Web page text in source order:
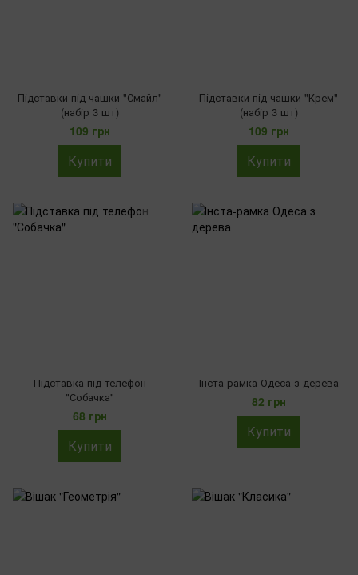
Підставки під чашки "Смайл"
(набір 3 шт)
109 грн
Купити
Підставки під чашки "Крем"
(набір 3 шт)
109 грн
Купити
Підставка під телефон
"Собачка"
68 грн
Купити
Інста-рамка Одеса з дерева
82 грн
Купити